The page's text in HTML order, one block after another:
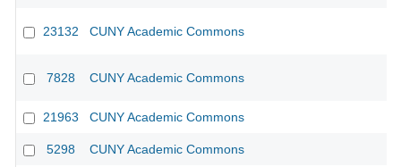
23132 CUNY Academic Commons
7828 CUNY Academic Commons
21963 CUNY Academic Commons
5298 CUNY Academic Commons